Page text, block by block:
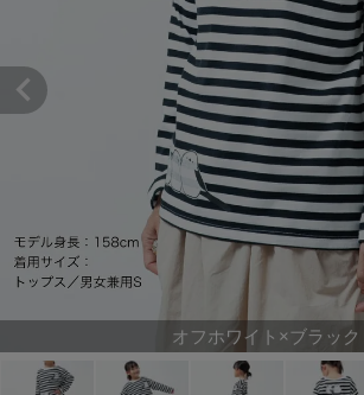
オフホワイト×ブラック